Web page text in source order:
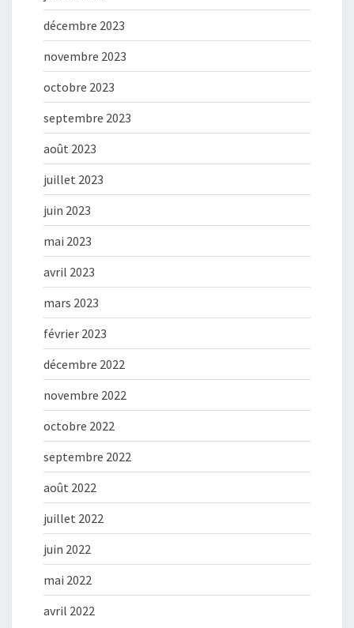
décembre 2023
novembre 2023
octobre 2023
septembre 2023
août 2023
juillet 2023
juin 2023
mai 2023
avril 2023
mars 2023
février 2023
décembre 2022
novembre 2022
octobre 2022
septembre 2022
août 2022
juillet 2022
juin 2022
mai 2022
avril 2022